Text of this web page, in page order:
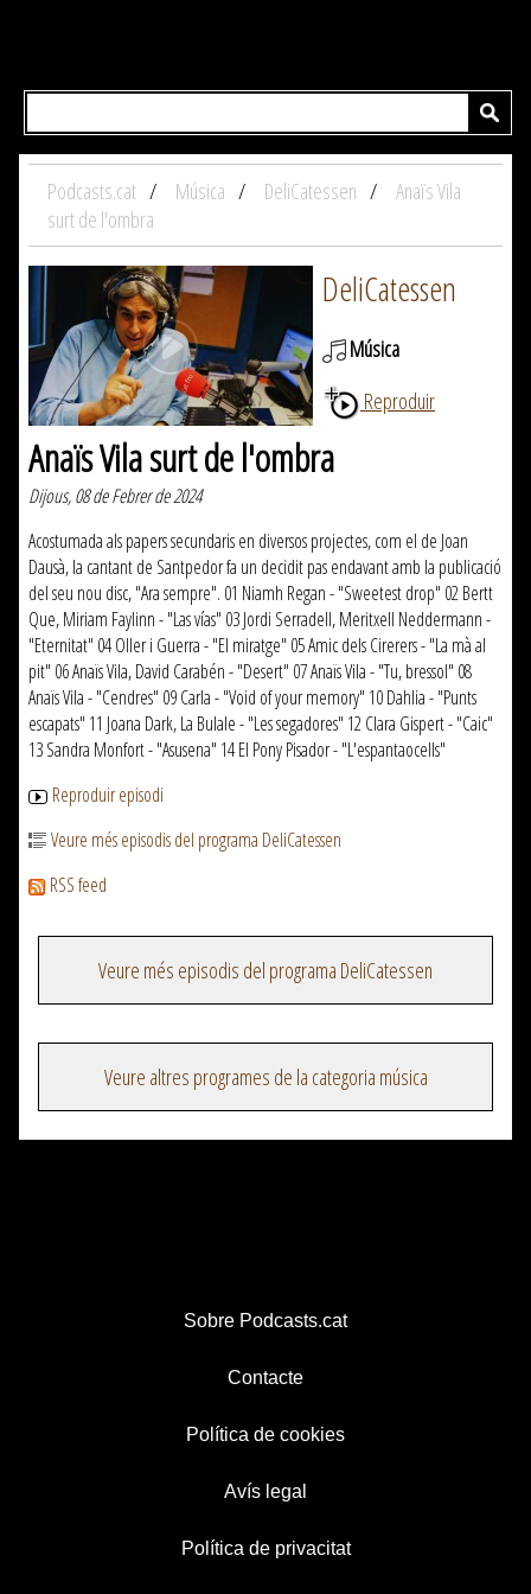
Podcasts.cat Música DeliCatessen
Anaïs Vila
surt de l'ombra
DeliCatessen
Música
Reproduir
Anaïs Vila surt de l'ombra
Dijous, 08 de Febrer de 2024
Acostumada als papers secundaris en diversos projectes, com el de Joan
Dausà, la cantant de Santpedor fa un decidit pas endavant amb la publicació
del seu nou disc, "Ara sempre". 01 Niamh Regan - "Sweetest drop" 02 Bertt
Que, Miriam Faylinn - "Las vías" 03 Jordi Serradell, Meritxell Neddermann -
"Eternitat" 04 Oller i Guerra - "El miratge" 05 Amic dels Cirerers - "La mà al
pit" 06 Anaïs Vila, David Carabén - "Desert" 07 Anaïs Vila - "Tu, bressol" 08
Anaïs Vila - "Cendres" 09 Carla - "Void of your memory" 10 Dahlia - "Punts
escapats" 11 Joana Dark, La Bulale - "Les segadores" 12 Clara Gispert - "Caic"
13 Sandra Monfort - "Asusena" 14 El Pony Pisador - "L'espantaocells"
Reproduir episodi
Veure més episodis del programa DeliCatessen
RSS feed
Veure més episodis del programa DeliCatessen
Veure altres programes de la categoria música
Sobre Podcasts.cat
Contacte
Política de cookies
Avís legal
Política de privacitat